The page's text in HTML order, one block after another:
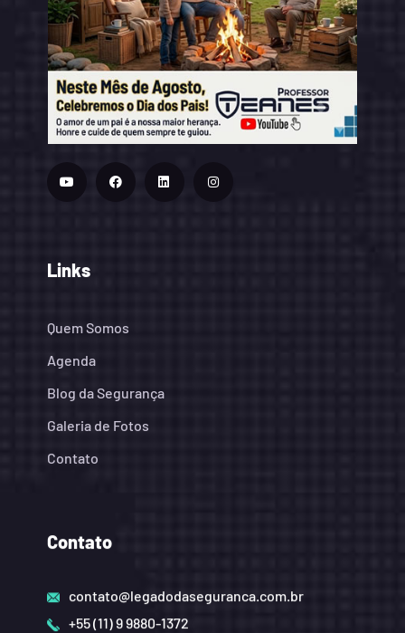
Links
Quem Somos
Agenda
Blog da Segurança
Galeria de Fotos
Contato
Contato
contato@legadodaseguranca.com.br
+55 (11) 9 9880-1372